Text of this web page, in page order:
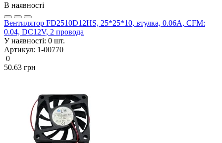
В наявності
Вентилятор FD2510D12HS, 25*25*10, втулка, 0.06А, CFM:
0.04, DC12V, 2 провода
У наявності: 0 шт.
Артикул: 1-00770
0
50.63 грн